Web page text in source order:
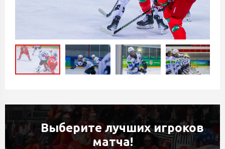
Выберите лучших игроков
матча!